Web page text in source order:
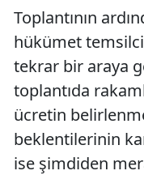
Toplantının
hükümet
tekrar bir araya
toplantıda
ücretin
beklentilerinin
ise şimdiden